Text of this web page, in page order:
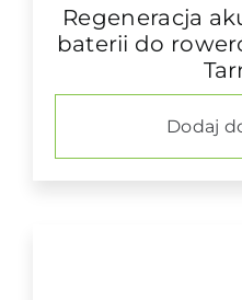
Regeneracja
baterii do
Dodaj